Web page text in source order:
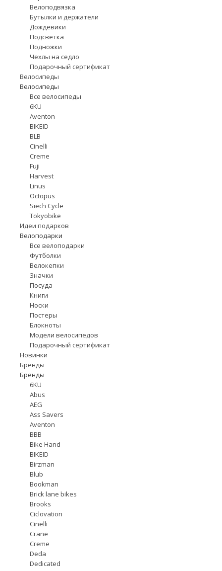
Велоподвязка
Бутылки и держатели
Дождевики
Подсветка
Подножки
Чехлы на седло
Подарочный сертификат
Велосипеды
Велосипеды
Все велосипеды
6KU
Aventon
BIKEID
BLB
Cinelli
Creme
Fuji
Harvest
Linus
Octopus
Siech Cycle
Tokyobike
Идеи подарков
Велоподарки
Все велоподарки
Футболки
Велокепки
Значки
Посуда
Книги
Носки
Постеры
Блокноты
Модели велосипедов
Подарочный сертификат
Новинки
Бренды
Бренды
6KU
Abus
AEG
Ass Savers
Aventon
BBB
Bike Hand
BIKEID
Birzman
Blub
Bookman
Brick lane bikes
Brooks
Ciclovation
Cinelli
Crane
Creme
Deda
Dedicated